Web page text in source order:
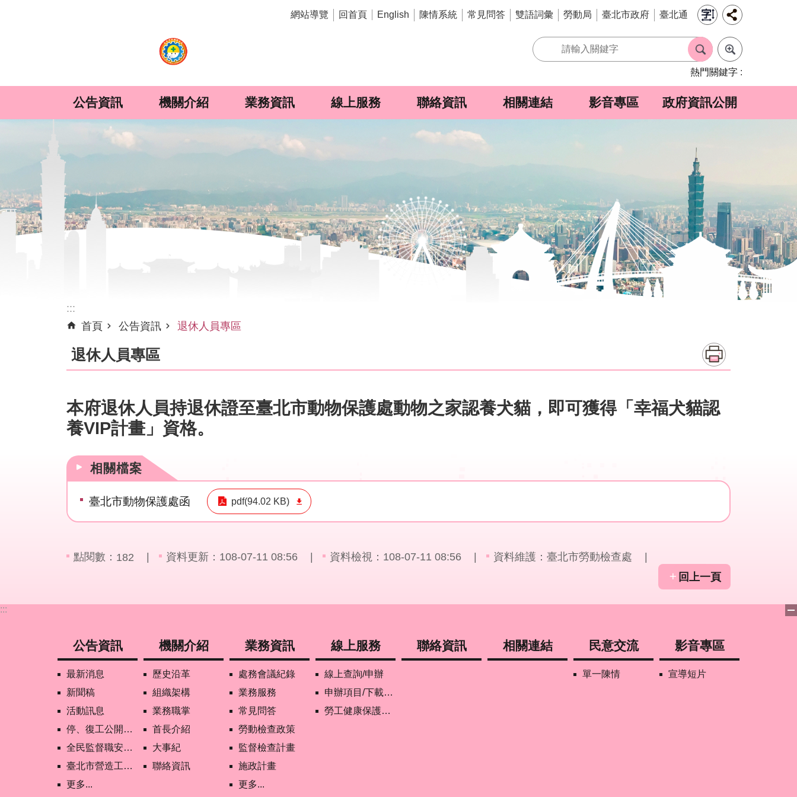
網站導覽
回首頁 English 陳情系統 常見問答 雙語詞彙 勞動局 臺北市政府 臺北通
熱門關鍵字
公告資訊 機關介紹 業務資訊 線上服務 聯絡資訊 相關連結 影音專區 政府資訊公開
:::
首頁
公告資訊 退休人員專區
退休人員專區
本府退休人員持退休證至臺北市動物保護處動物之家認養犬貓，即可獲得「幸福犬貓認
養VIP計畫」資格。
相關檔案
臺北市動物保護處函 pdf(94.02 KB)
點閱數： 182 資料更新：108-07-11 08:56 資料檢視：108-07-11 08:56
資料維護：臺北市勞動檢查處
回上一頁
:::
公告資訊
最新消息
新聞稿
活動訊息
停、復工公開資訊查詢
全民監督職安地圖
臺北市營造工地自主管理稽核施行專區及聯盟定期會議相關資料
更多...
機關介紹
歷史沿革
組織架構
業務職掌
首長介紹
大事紀
聯絡資訊
業務資訊
處務會議紀錄
業務服務
常見問答
勞動檢查政策
監督檢查計畫
施政計畫
更多...
線上服務
線上查詢/申辦
申辦項目/下載表格
勞工健康保護管理報備資訊網
聯絡資訊 相關連結 民意交流
單一陳情
影音專區
宣導短片